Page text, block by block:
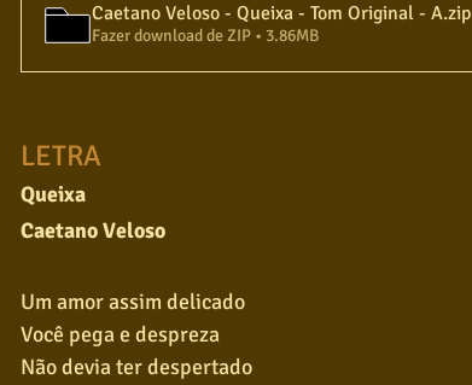
Caetano Veloso - Queixa - Tom Original - A.zip
Fazer download de ZIP • 3.86MB
LETRA
Queixa
Caetano Veloso
Um amor assim delicado
Você pega e despreza
Não devia ter despertado